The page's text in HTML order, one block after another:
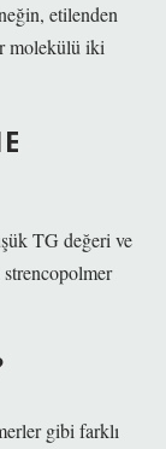
etilenden
molekülü iki
TG değeri ve
gibi farklı